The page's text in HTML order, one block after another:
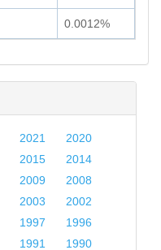
0.0012%
2021
2020
2015
2014
2009
2008
2003
2002
1997
1996
1991
1990